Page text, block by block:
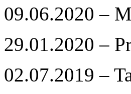
09.06.2020 –
29.01.2020 –
02.07.2019 –